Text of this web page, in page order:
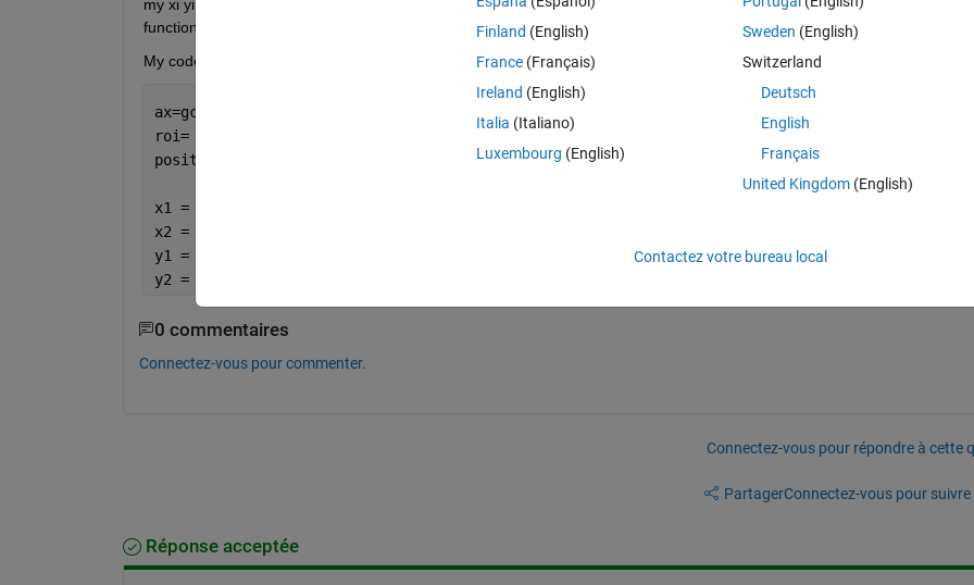
my xi yi positions as integer values because i am going to use these points later for image processing. I tried using
function but it didnt work.
My code is:
ax=gca;
roi= drawrectangle(ax);
position =roi.Position;
x1 = position(1);
x2 = x1 + position(3);
y1 = position(2);
y2 = y1 + position(4);
0 commentaires
Connectez-vous pour commenter.
Connectez-vous pour répondre à cette
PartagerConnectez-vous pour suivre
Réponse acceptée
Finland (English)
France (Français)
Ireland (English)
Italia (Italiano)
Luxembourg (English)
Sweden (English)
Switzerland
Deutsch
English
Français
United Kingdom(English)
Contactez votre bureau local